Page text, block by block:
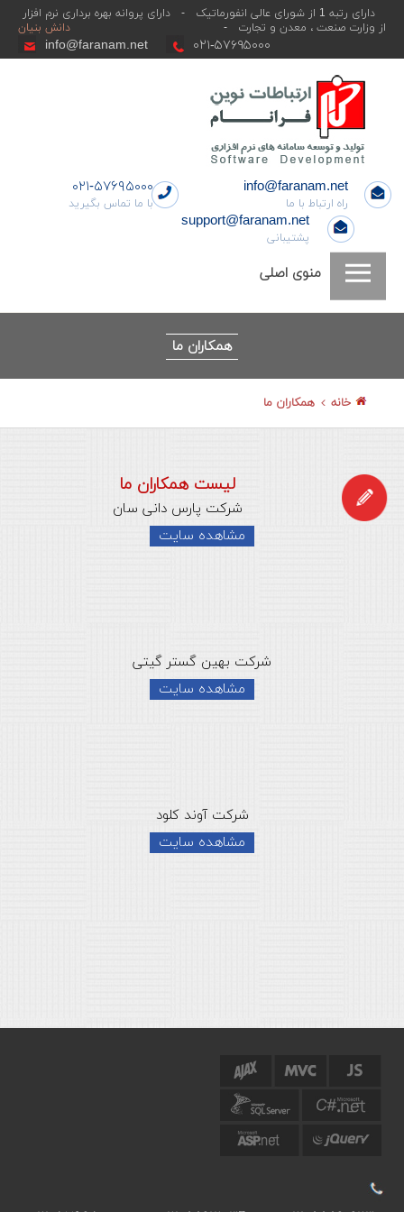
دارای رتبه 1 از شورای عالی انفورماتیک - دارای پروانه بهره برداری نرم افزار
از وزارت صنعت ، معدن و تجارت -
دانش بنیان
info@faranam.net ۵۷۶۹۵۰۰۰-٠٢١
تولید
کننده
نرم
افزارهای
بانکی
info@faranam.net
راه ارتباط با ما
۰۲۱-۵۷۶۹۵۰۰۰
با ما تماس بگیرید
support@faranam.net
پشتیبانی
منوی اصلی
همکاران ما
خانه همکاران ما
لیست همکاران ما
شرکت پارس دانی سان
مشاهده سایت
شرکت بهین گستر گیتی
مشاهده سایت
شرکت آوند کلود
مشاهده سایت